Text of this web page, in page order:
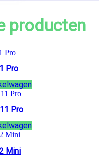
producten
Pro
Pro
Mini